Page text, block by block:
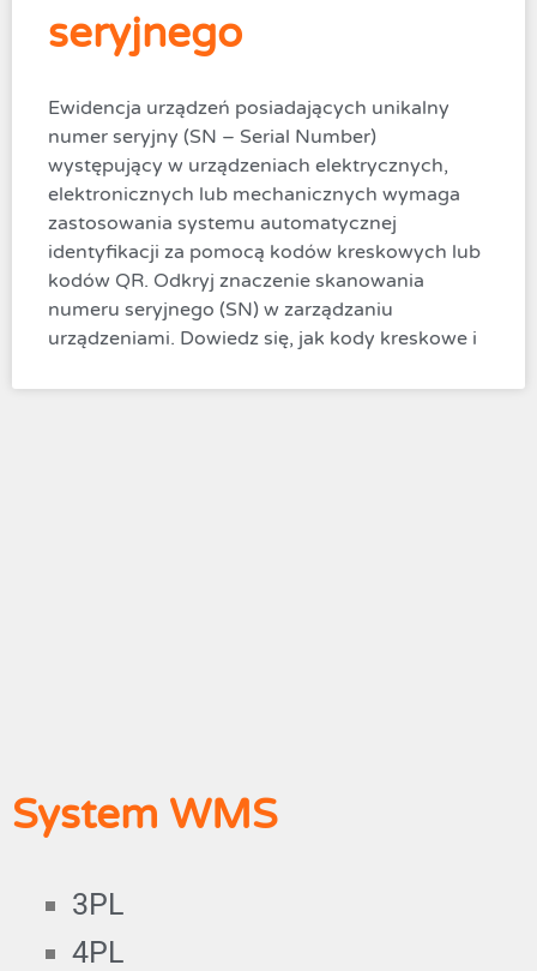
seryjnego
Ewidencja urządzeń posiadających unikalny
numer seryjny (SN – Serial Number)
występujący w urządzeniach elektrycznych,
elektronicznych lub mechanicznych wymaga
zastosowania systemu automatycznej
identyfikacji za pomocą kodów kreskowych lub
kodów QR. Odkryj znaczenie skanowania
numeru seryjnego (SN) w zarządzaniu
urządzeniami. Dowiedz się, jak kody kreskowe i
System WMS
3PL
4PL